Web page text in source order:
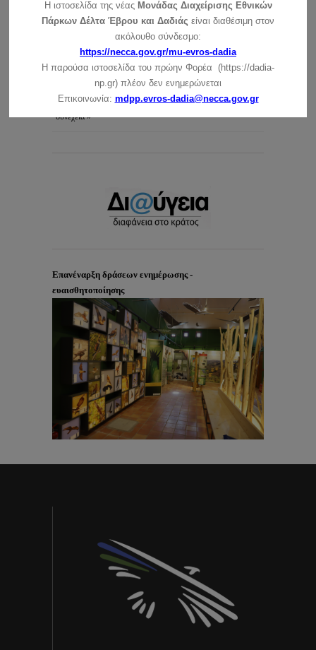
Ευχές για τις γιορτές των Χριστουγέννων και της
συνέχεια »
Ανακοίνωση για τις ημέρες των Χριστουγέννων (25 –
26/12/2021)
συνέχεια »
Επανέναρξη δράσεων ενημέρωσης -
ευαισθητοποίησης
Η ιστοσελίδα της νέας Μονάδας Διαχείρισης Εθνικών
Πάρκων Δέλτα Έβρου και Δαδιάς είναι διαθέσιμη στον
ακόλουθο σύνδεσμο:
https://necca.gov.gr/mu-evros-dadia
Η παρούσα ιστοσελίδα του πρώην Φορέα (https://dadia-
np.gr) πλέον δεν ενημερώνεται
Επικοινωνία: mdpp.evros-dadia@necca.gov.gr